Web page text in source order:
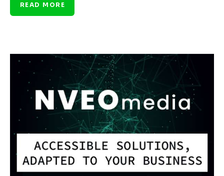
READ MORE